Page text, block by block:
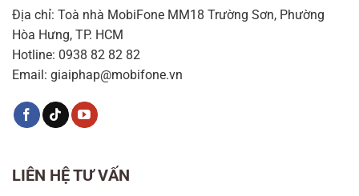
Địa chỉ: Toà nhà MobiFone MM18 Trường Sơn, Phường
Hòa Hưng, TP. HCM
Hotline: 0938 82 82 82
Email: giaiphap@mobifone.vn
LIÊN HỆ TƯ VẤN